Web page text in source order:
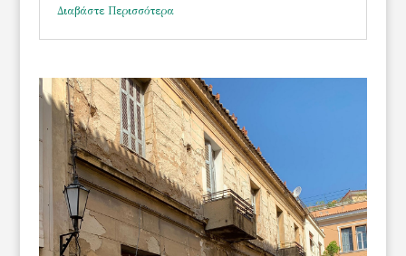
Διαβάστε Περισσότερα